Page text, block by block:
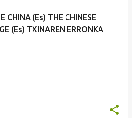
CHINA (Es) THE CHINESE
(Es) TXINAREN ERRONKA